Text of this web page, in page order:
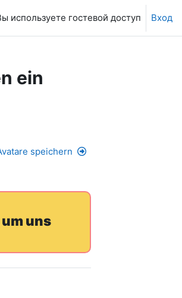
используете гостевой доступ Вход
ein
speichern
uns